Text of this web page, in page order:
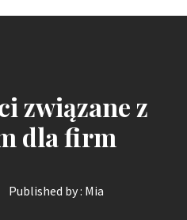
związane z
dla firm
Published by : Mia